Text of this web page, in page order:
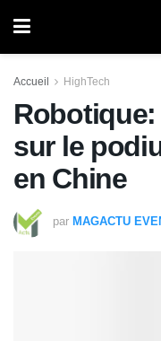
Accueil HighTech
sur le
en Chine
par MAGACTU